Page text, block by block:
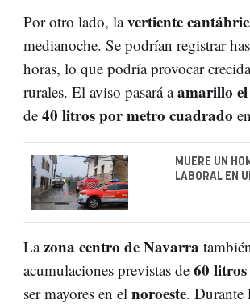
Por otro lado, lavertiente
medianoche. Se podrían registrar
horas, lo que podría provocar
rurales. El aviso pasará aamarillo el
de 40 litros por metro cuadrado
MUERE UN
LABORAL EN
Lazona centro de Navarra
acumulaciones previstas de 60
ser mayores en el noroeste. Durante